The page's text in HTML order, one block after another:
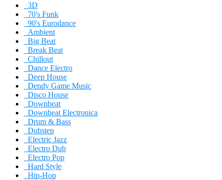
3D
70's Funk
90's Eurodance
Ambient
Big Beat
Break Beat
Chillout
Dance Electro
Deep House
Dendy Game Music
Disco House
Downbeat
Downbeat Electronica
Drum & Bass
Dubstep
Electric Jazz
Electro Dub
Electro Pop
Hard Style
Hip-Hop